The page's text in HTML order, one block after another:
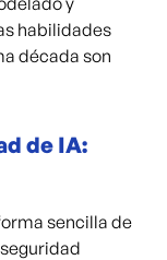
habilidades
década son
de IA:
sencilla de